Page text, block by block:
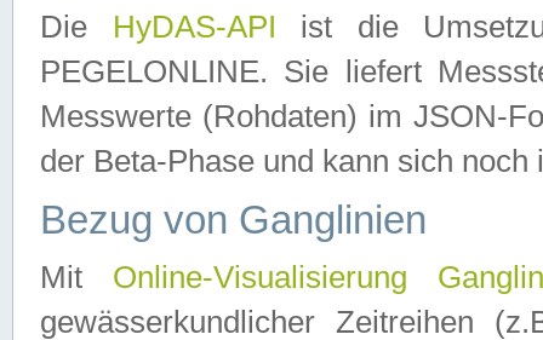
Die HyDAS-API ist die
PEGELONLINE. Sie liefert
Messwerte (Rohdaten) im JSON-
der Beta-Phase und kann sich noch
Bezug von Ganglinien
Mit Online-Visualisierung
gewässerkundlicher Zeitreihen